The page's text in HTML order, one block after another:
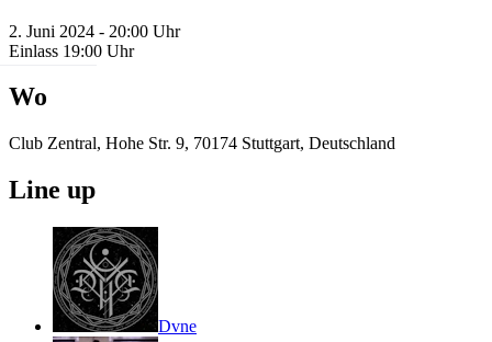
2. Juni 2024 - 20:00 Uhr
Einlass 19:00 Uhr
Wo
Club Zentral, Hohe Str. 9, 70174 Stuttgart, Deutschland
Line up
Dvne